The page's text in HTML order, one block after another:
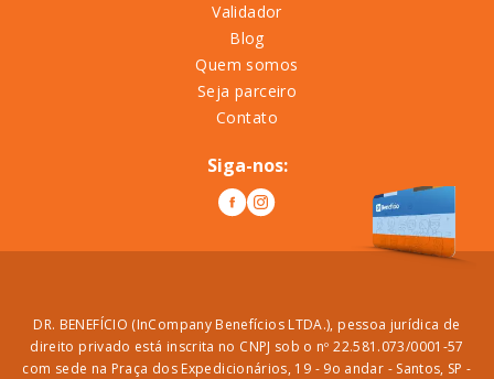
Validador
Blog
Quem somos
Seja parceiro
Contato
Siga-nos:
DR. BENEFÍCIO (InCompany Benefícios LTDA.), pessoa jurídica de
direito privado está inscrita no CNPJ sob o nº 22.581.073/0001-57
com sede na Praça dos Expedicionários, 19 - 9o andar - Santos, SP -